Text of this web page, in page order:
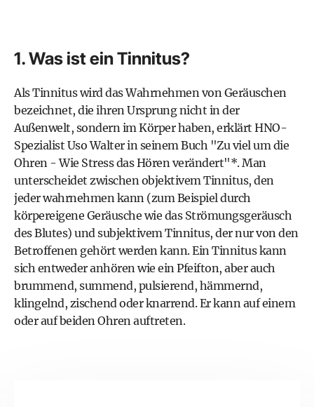
1. Was ist ein Tinnitus?
Als Tinnitus wird das Wahrnehmen von Geräuschen
bezeichnet, die ihren Ursprung nicht in der
Außenwelt, sondern im Körper haben, erklärt HNO-
Spezialist Uso Walter in seinem Buch "Zu viel um die
Ohren - Wie Stress das Hören verändert"*. Man
unterscheidet zwischen objektivem Tinnitus, den
jeder wahrnehmen kann (zum Beispiel durch
körpereigene Geräusche wie das Strömungsgeräusch
des Blutes) und subjektivem Tinnitus, der nur von den
Betroffenen gehört werden kann. Ein Tinnitus kann
sich entweder anhören wie ein Pfeifton, aber auch
brummend, summend, pulsierend, hämmernd,
klingelnd, zischend oder knarrend. Er kann auf einem
oder auf beiden Ohren auftreten.